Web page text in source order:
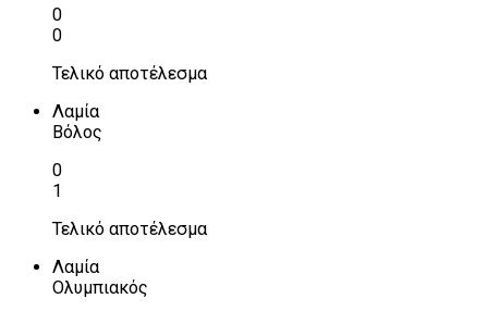
0
0
Τελικό αποτέλεσμα
Λαμία
Βόλος
0
1
Τελικό αποτέλεσμα
Λαμία
Ολυμπιακός